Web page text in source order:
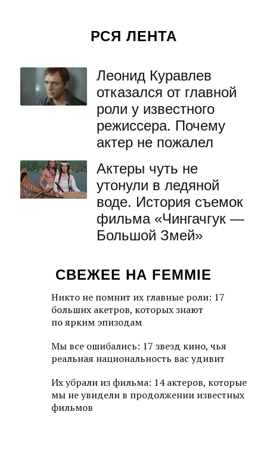
РСЯ ЛЕНТА
Леонид Куравлев
отказался от главной
роли у известного
режиссера. Почему
актер не пожалел
Актеры чуть не
утонули в ледяной
воде. История съемок
фильма «Чингачгук —
Большой Змей»
СВЕЖЕЕ НА FEMMIE
Никто не помнит их главные роли: 17
больших акетров, которых знают
по ярким эпизодам
Мы все ошибались: 17 звезд кино, чья
реальная национальность вас удивит
Их убрали из фильма: 14 актеров, которые
мы не увидели в продолжении известных
фильмов